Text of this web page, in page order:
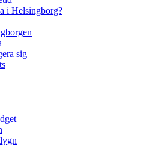
i Helsingborg?
sig